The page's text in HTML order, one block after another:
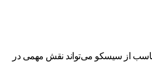
از سیسکو می‌تواند نقش مهمی در